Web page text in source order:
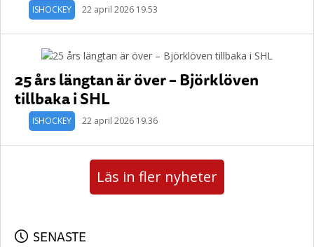
ISHOCKEY 22 april 2026 19.53
25 års längtan är över – Björklöven
tillbaka i SHL
ISHOCKEY 22 april 2026 19.36
Läs in fler nyheter
SENASTE